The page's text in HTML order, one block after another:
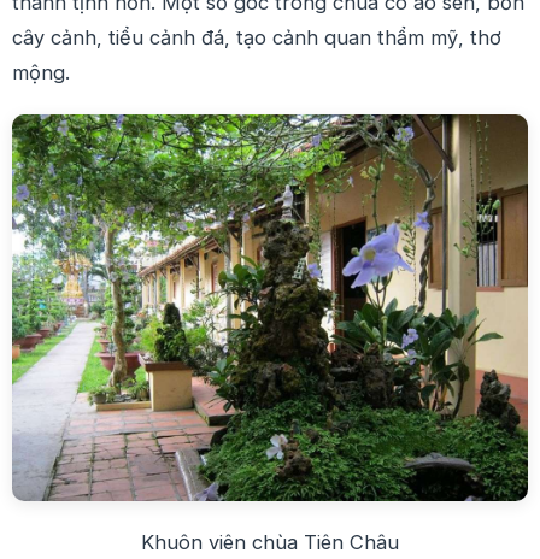
cây cảnh, tiểu cảnh đá, tạo cảnh quan thẩm mỹ, thơ
mộng.
Khuôn viên chùa Tiên Châu